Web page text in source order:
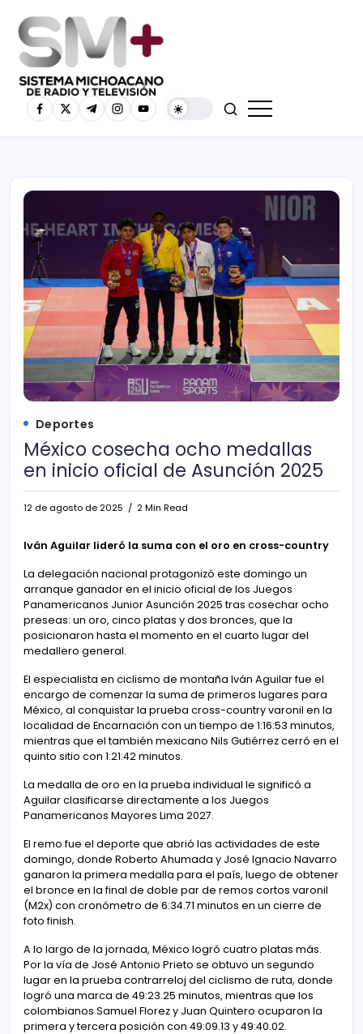
Deportes
México cosecha ocho medallas
en inicio oficial de Asunción 2025
12 de agosto de 2025 2 Min Read
Iván Aguilar lideró la suma con el oro en cross-country
La delegación nacional protagonizó este domingo un
arranque ganador en el inicio oficial de los Juegos
Panamericanos Junior Asunción 2025 tras cosechar ocho
preseas: un oro, cinco platas y dos bronces, que la
posicionaron hasta el momento en el cuarto lugar del
medallero general.
El especialista en ciclismo de montaña Iván Aguilar fue el
encargo de comenzar la suma de primeros lugares para
México, al conquistar la prueba cross-country varonil en la
localidad de Encarnación con un tiempo de 1:16:53 minutos,
mientras que el también mexicano Nils Gutiérrez cerró en el
quinto sitio con 1:21:42 minutos.
La medalla de oro en la prueba individual le significó a
Aguilar clasificarse directamente a los Juegos
Panamericanos Mayores Lima 2027.
El remo fue el deporte que abrió las actividades de este
domingo, donde Roberto Ahumada y José Ignacio Navarro
ganaron la primera medalla para el país, luego de obtener
el bronce en la final de doble par de remos cortos varonil
(M2x) con cronómetro de 6:34.71 minutos en un cierre de
foto finish.
A lo largo de la jornada, México logró cuatro platas más.
Por la vía de José Antonio Prieto se obtuvo un segundo
lugar en la prueba contrarreloj del ciclismo de ruta, donde
logró una marca de 49:23.25 minutos, mientras que los
colombianos Samuel Florez y Juan Quintero ocuparon la
primera y tercera posición con 49:09.13 y 49:40.02.